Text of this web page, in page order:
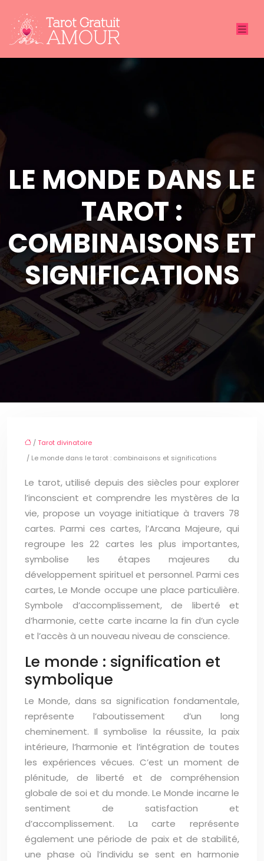
LE MONDE DANS LE
TAROT :
COMBINAISONS ET
SIGNIFICATIONS
/Tarot divinatoire
/ Le monde dans le tarot : combinaisons et significations
Le tarot, utilisé depuis des siècles pour explorer
l’inconscient et comprendre les mystères de la
vie, propose un voyage initiatique à travers 78
cartes. Parmi ces cartes, l’Arcana Majeure, qui
regroupe les 22 cartes les plus importantes,
symbolise les étapes majeures du
développement spirituel et personnel. Parmi ces
cartes, Le Monde occupe une place particulière.
Symbole d’accomplissement, de liberté et
d’harmonie, cette carte incarne la fin d’un cycle
et l’accès à un nouveau niveau de conscience.
Le monde : signification et
symbolique
Le Monde, dans sa signification fondamentale,
représente l’aboutissement d’un long
cheminement. Il symbolise la réussite, la paix
intérieure, l’harmonie et l’intégration de toutes
les expériences vécues. C’est un moment de
plénitude, de liberté et de compréhension
globale de soi et du monde. Le Monde incarne le
sentiment de satisfaction et
d’accomplissement. La carte représente
également une période de paix et de stabilité,
une phase où l’individu se sent en harmonie